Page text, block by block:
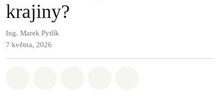
krajiny?
Ing. Marek Pytlík
7 května, 2026